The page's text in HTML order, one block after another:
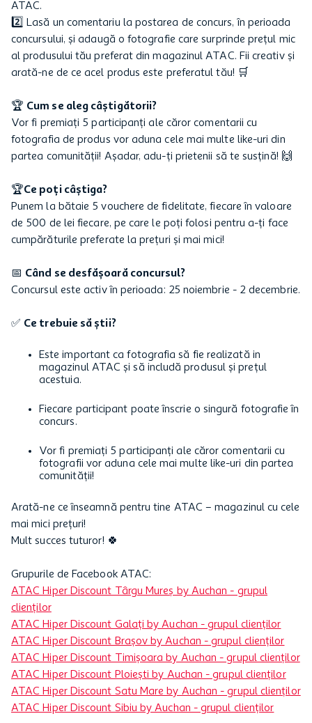
ATAC.
2️⃣ Lasă un comentariu la postarea de concurs, în perioada
concursului, și adaugă o fotografie care surprinde prețul mic
al produsului tău preferat din magazinul ATAC. Fii creativ și
arată-ne de ce acel produs este preferatul tău! 🛒
🏆 Cum se aleg câștigătorii?
Vor fi premiați 5 participanți ale căror comentarii cu
fotografia de produs vor aduna cele mai multe like-uri din
partea comunității! Așadar, adu-ți prietenii să te susțină! 🙌
🏆Ce poți câștiga?
Punem la bătaie 5 vouchere de fidelitate, fiecare în valoare
de 500 de lei fiecare, pe care le poți folosi pentru a-ți face
cumpărăturile preferate la prețuri și mai mici!
📅 Când se desfășoară concursul?
Concursul este activ în perioada: 25 noiembrie - 2 decembrie.
✅ Ce trebuie să știi?
Este important ca fotografia să fie realizată in
magazinul ATAC și să includă produsul și prețul
acestuia.
Fiecare participant poate înscrie o singură fotografie în
concurs.
Vor fi premiați 5 participanți ale căror comentarii cu
fotografii vor aduna cele mai multe like-uri din partea
comunității!
Arată-ne ce înseamnă pentru tine ATAC – magazinul cu cele
mai mici prețuri!
Mult succes tuturor! 🍀
Grupurile de Facebook ATAC:
ATAC Hiper Discount Târgu Mureș by Auchan - grupul
clienților
ATAC Hiper Discount Galați by Auchan - grupul clienților
ATAC Hiper Discount Brașov by Auchan - grupul clienților
ATAC Hiper Discount Timișoara by Auchan - grupul clienților
ATAC Hiper Discount Ploiești by Auchan - grupul clienților
ATAC Hiper Discount Satu Mare by Auchan - grupul clienților
ATAC Hiper Discount Sibiu by Auchan - grupul clienților